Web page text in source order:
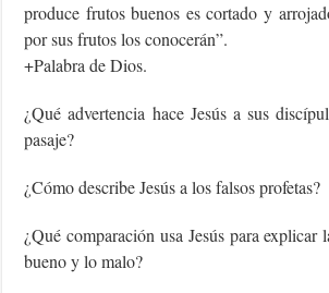
produce frutos buenos es cortado y
por sus frutos los conocerán”.
+Palabra de Dios.
¿Qué advertencia hace Jesús a sus
pasaje?
¿Cómo describe Jesús a los falsos profetas?
¿Qué comparación usa Jesús para explicar
bueno y lo malo?